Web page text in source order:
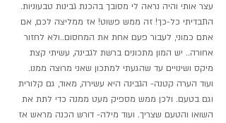
עצר אותי והיה נראה לי מסובך בהכנת גבינות טבעוניות.
התבדיתי כל-כך! זה ממש פשוט! אז ממליצה לכם, אם
אתם כמוני, לעבור פעם אחת את המחסום..ולא לחזור
אחורה.. יש המון מתכונים ברשת לגבינה, עשיתי קצת
מיקס ושינויים עד שהגעתי למתכון שאני מרוצה ממנו.
ועוד הערה קטנה- הגבינה היא עשירה, מאוד, גם קלורית
וגם בטעם. ולכן ממש מספיק מעט ממנה כדי לתת את
השואו והטעם שצריך. ועוד מילה- דורש הכנה מראש אז